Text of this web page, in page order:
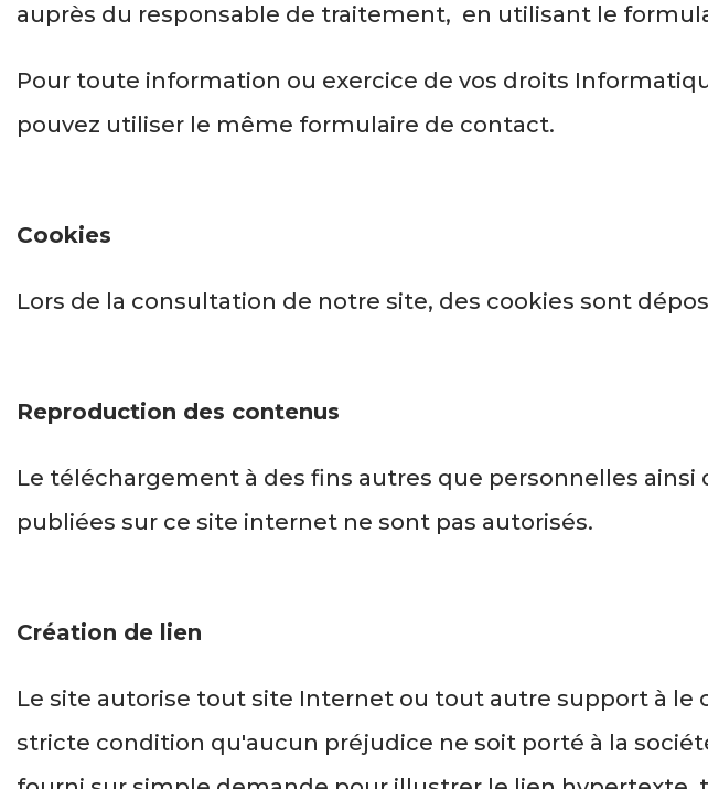
auprès du responsable de traitement, en utilisant le
Pour toute information ou exercice de vos droits
pouvez utiliser le même formulaire de contact.
Cookies
Lors de la consultation de notre site, des cookies sont
Reproduction des contenus
Le téléchargement à des fins autres que personnelles
publiées sur ce site internet ne sont pas autorisés.
Création de lien
Le site autorise tout site Internet ou tout autre support à
stricte condition qu'aucun préjudice ne soit porté à la